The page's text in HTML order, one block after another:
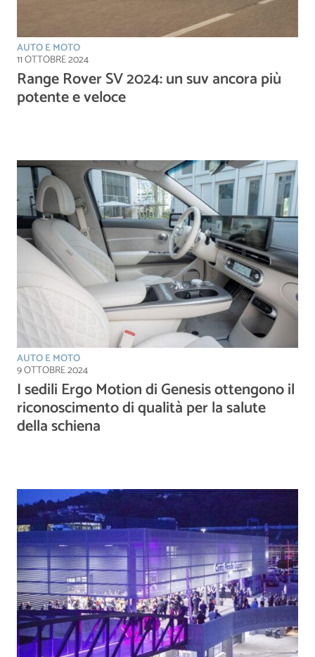
AUTO E MOTO
11 OTTOBRE 2024
Range Rover SV 2024: un suv ancora più
potente e veloce
AUTO E MOTO
9 OTTOBRE 2024
I sedili Ergo Motion di Genesis ottengono il
riconoscimento di qualità per la salute
della schiena